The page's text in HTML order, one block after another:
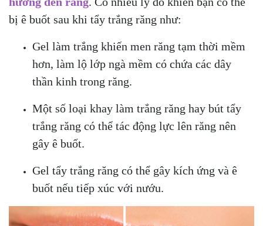
bị ê buốt sau khi tẩy trắng răng như:
Gel làm trắng khiến men răng tạm thời mềm
hơn, làm lộ lớp ngà mềm có chứa các dây
thần kinh trong răng.
Một số loại khay làm trắng răng hay bút tẩy
trắng răng có thể tác động lực lên răng nên
gây ê buốt.
Gel tẩy trắng răng có thể gây kích ứng và ê
buốt nếu tiếp xúc với nướu.